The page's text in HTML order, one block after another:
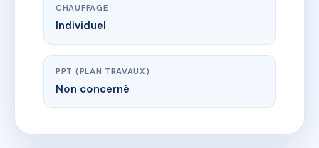
CHAUFFAGE
Individuel
PPT (PLAN TRAVAUX)
Non concerné